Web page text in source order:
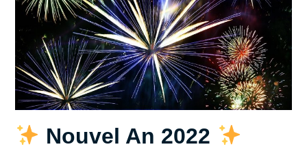
Nouvel An 2022